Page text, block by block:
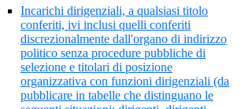
Incarichi dirigenziali, a qualsiasi titolo
conferiti, ivi inclusi quelli conferiti
discrezionalmente dall'organo di indirizzo
politico senza procedure pubbliche di
selezione e titolari di posizione
organizzativa con funzioni dirigenziali (da
pubblicare in tabelle che distinguano le